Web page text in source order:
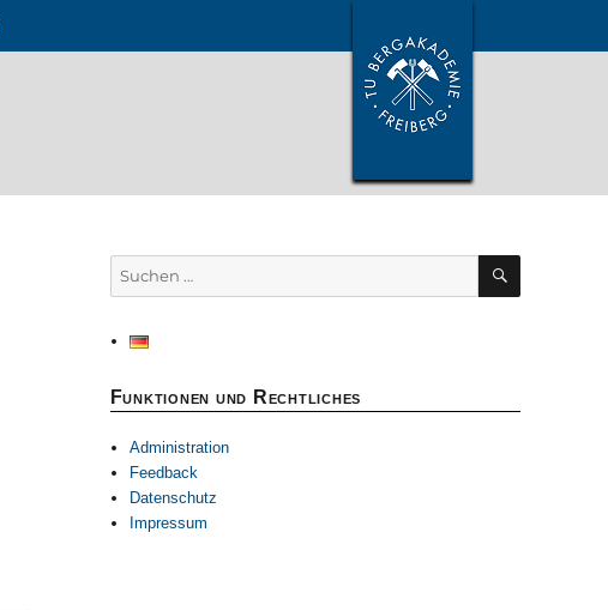
Suchen
nach:
SUCHEN
Funktionen und Rechtliches
Administration
Feedback
Datenschutz
Impressum